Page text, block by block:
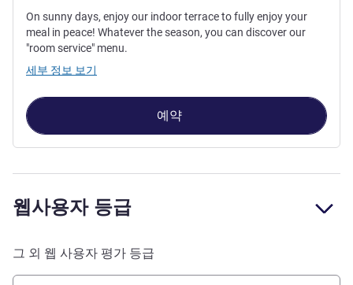
On sunny days, enjoy our indoor terrace to fully enjoy your
meal in peace! Whatever the season, you can discover our
"room service" menu.
세부 정보 보기
예약
웹사용자 등급
그 외 웹 사용자 평가 등급